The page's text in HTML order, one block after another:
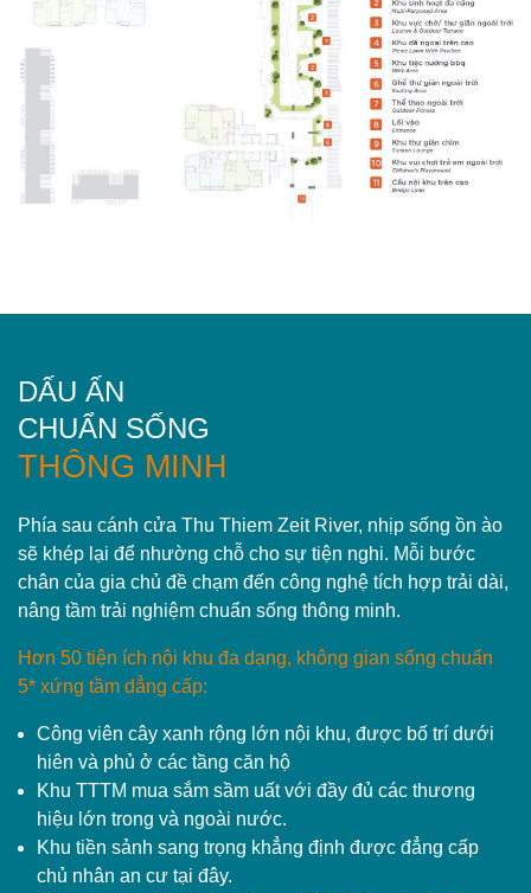
DẤU ẤN
CHUẨN SỐNG
THÔNG MINH
Phía sau cánh cửa Thu Thiem Zeit River, nhịp sống ồn ào
sẽ khép lại để nhường chỗ cho sự tiện nghi. Mỗi bước
chân của gia chủ đề chạm đến công nghệ tích hợp trải dài,
nâng tầm trải nghiệm chuẩn sống thông minh.
Hơn 50 tiện ích nội khu đa dạng, không gian sống chuẩn
5* xứng tầm dẳng cấp:
Công viên cây xanh rộng lớn nội khu, được bố trí dưới
hiên và phủ ở các tầng căn hộ
Khu TTTM mua sắm sầm uất với đầy đủ các thương
hiệu lớn trong và ngoài nước.
Khu tiền sảnh sang trọng khẳng định được đẳng cấp
chủ nhân an cư tại đây.